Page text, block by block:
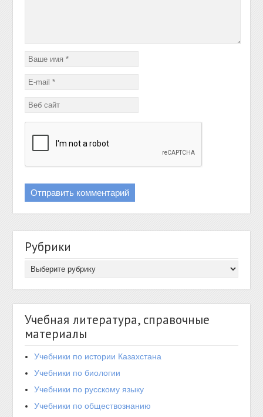
Рубрики
Учебная литература, справочные
материалы
Учебники по истории Казахстана
Учебники по биологии
Учебники по русскому языку
Учебники по обществознанию